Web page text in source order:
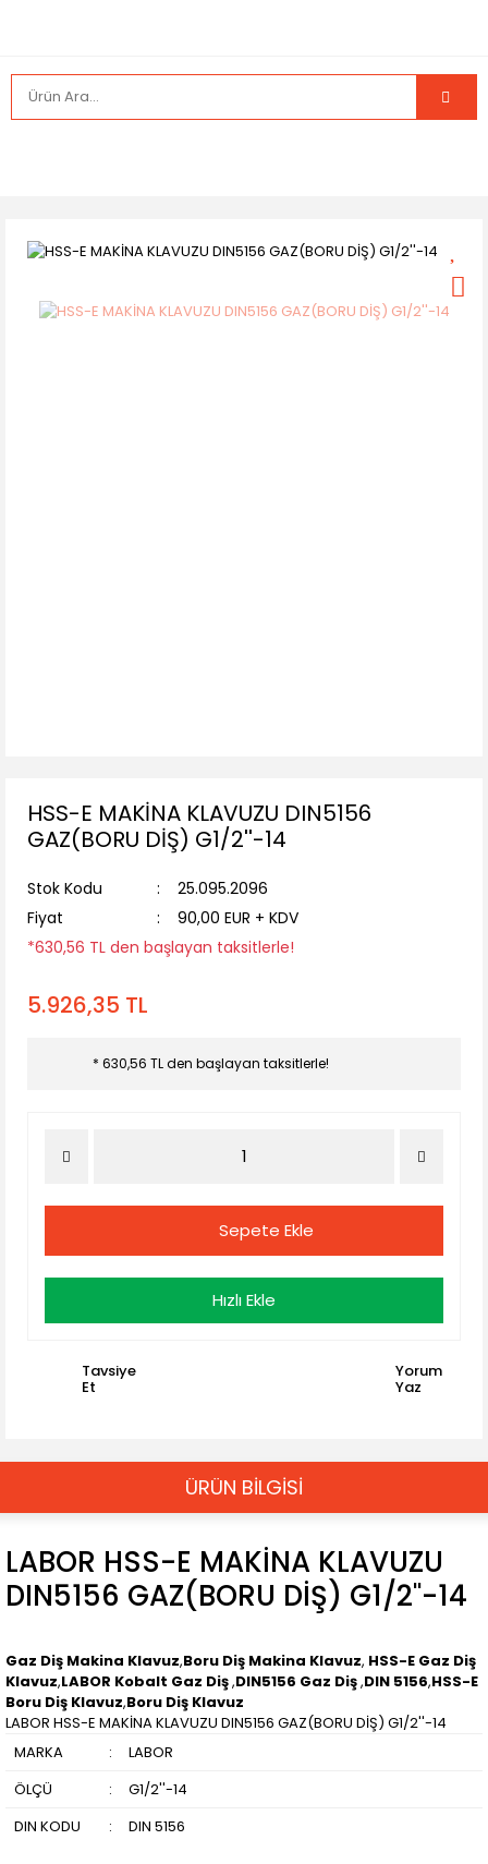
HSS-E MAKİNA KLAVUZU DIN5156
GAZ(BORU DİŞ) G1/2''-14
Stok Kodu
25.095.2096
Fiyat
90,00 EUR + KDV
*630,56 TL den başlayan taksitlerle!
5.926,35 TL
* 630,56 TL den başlayan taksitlerle!
Sepete Ekle
Hızlı Ekle
Tavsiye
Et
Yorum
Yaz
ÜRÜN BİLGİSİ
LABOR HSS-E MAKİNA KLAVUZU
DIN5156 GAZ(BORU DİŞ) G1/2''-14
Gaz Diş Makina Klavuz,Boru Diş Makina Klavuz, HSS-E Gaz Diş
Klavuz,LABOR Kobalt Gaz Diş,DIN5156 Gaz Diş,DIN 5156,HSS-E
Boru Diş Klavuz,Boru Diş Klavuz
LABOR HSS-E MAKİNA KLAVUZU DIN5156 GAZ(BORU DİŞ) G1/2''-14
MARKA
:
LABOR
ÖLÇÜ
:
G1/2''-14
DIN KODU
: DIN 5156